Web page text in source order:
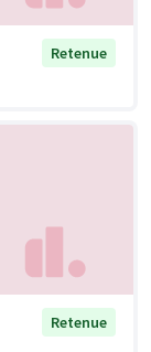
Retenue
Retenue